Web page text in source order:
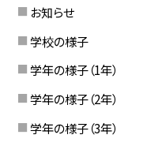
お知らせ
学校の様子
学年の様子（1年）
学年の様子（2年）
学年の様子（3年）